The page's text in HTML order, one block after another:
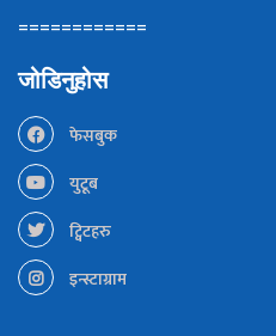
============
जोडिनुहोस
फेसबुक
युटूब
ट्विटहरु
इन्स्टाग्राम